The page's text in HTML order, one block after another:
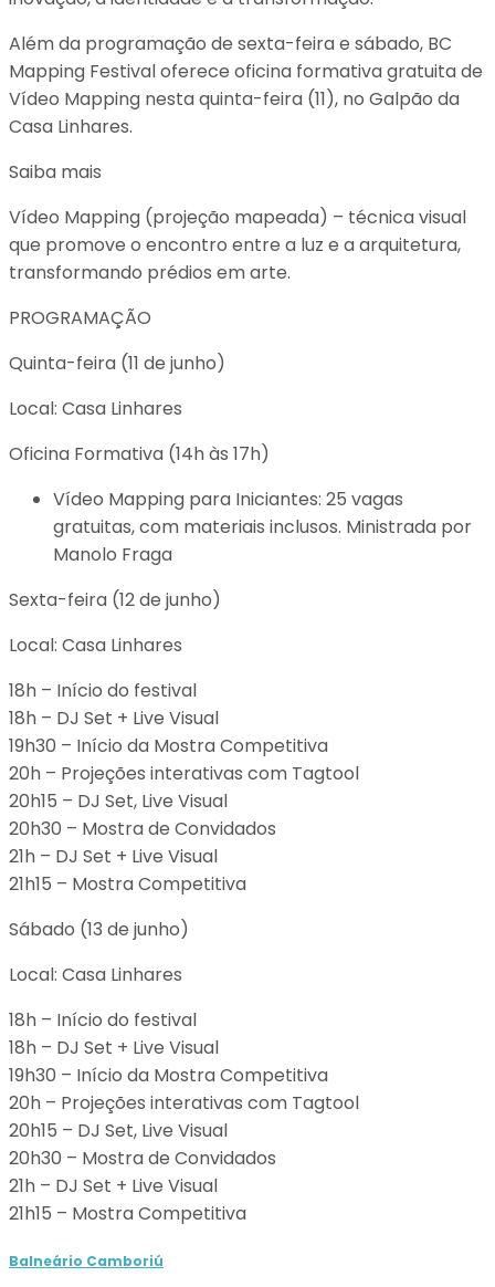
Além da programação de sexta-feira e sábado, BC
Mapping Festival oferece oficina formativa gratuita de
Vídeo Mapping nesta quinta-feira (11), no Galpão da
Casa Linhares.
Saiba mais
Vídeo Mapping (projeção mapeada) – técnica visual
que promove o encontro entre a luz e a arquitetura,
transformando prédios em arte.
PROGRAMAÇÃO
Quinta-feira (11 de junho)
Local: Casa Linhares
Oficina Formativa (14h às 17h)
Vídeo Mapping para Iniciantes: 25 vagas
gratuitas, com materiais inclusos. Ministrada por
Manolo Fraga
Sexta-feira (12 de junho)
Local: Casa Linhares
18h – Início do festival
18h – DJ Set + Live Visual
19h30 – Início da Mostra Competitiva
20h – Projeções interativas com Tagtool
20h15 – DJ Set, Live Visual
20h30 – Mostra de Convidados
21h – DJ Set + Live Visual
21h15 – Mostra Competitiva
Sábado (13 de junho)
Local: Casa Linhares
18h – Início do festival
18h – DJ Set + Live Visual
19h30 – Início da Mostra Competitiva
20h – Projeções interativas com Tagtool
20h15 – DJ Set, Live Visual
20h30 – Mostra de Convidados
21h – DJ Set + Live Visual
21h15 – Mostra Competitiva
Balneário Camboriú